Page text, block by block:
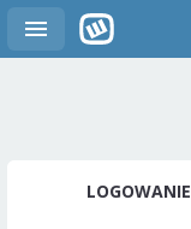
LOGOWANIE